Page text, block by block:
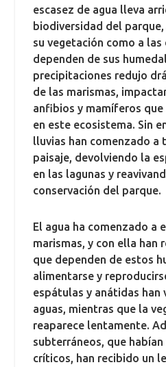
escasez de agua lleva
biodiversidad del
su vegetación como a las
dependen de sus
precipitaciones redujo
de las marismas,
anfibios y mamíferos
en este ecosistema. Sin
lluvias han comenzado a
paisaje, devolviendo la
en las lagunas y
conservación del parque.
El agua ha comenzado a
marismas, y con ella han
que dependen de estos
alimentarse y
espátulas y anátidas
aguas, mientras que la
reaparece lentamente.
subterráneos, que
críticos, han recibido un